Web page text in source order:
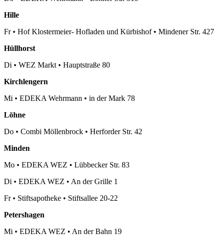
Hille
Fr • Hof Klostermeier- Hofladen und Kürbishof • Mindener Str. 427
Hüllhorst
Di • WEZ Markt • Hauptstraße 80
Kirchlengern
Mi • EDEKA Wehrmann • in der Mark 78
Löhne
Do • Combi Möllenbrock • Herforder Str. 42
Minden
Mo • EDEKA WEZ • Lübbecker Str. 83
Di • EDEKA WEZ • An der Grille 1
Fr • Stiftsapotheke • Stiftsallee 20-22
Petershagen
Mi • EDEKA WEZ • An der Bahn 19